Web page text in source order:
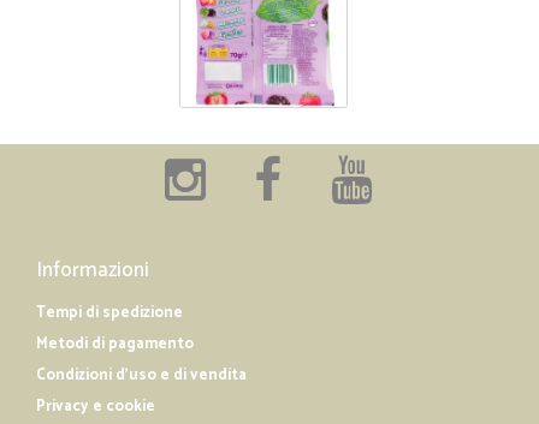
Informazioni
Tempi di spedizione
Metodi di pagamento
Condizioni d'uso e di vendita
Privacy e cookie